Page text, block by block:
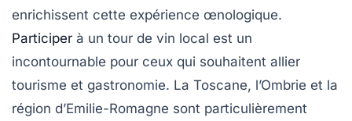
enrichissent cette expérience œnologique.
Participer à un tour de vin local est un
incontournable pour ceux qui souhaitent allier
tourisme et gastronomie. La Toscane, l’Ombrie et la
région d’Emilie-Romagne sont particulièrement